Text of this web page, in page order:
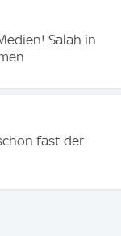
Salah in
fast der